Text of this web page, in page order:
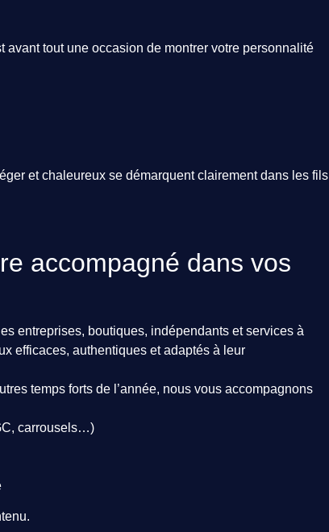
tout une occasion de montrer votre personnalité
et chaleureux se démarquent clairement dans les fils
accompagné dans vos
entreprises, boutiques, indépendants et services à
efficaces, authentiques et adaptés à leur
temps forts de l’année, nous vous accompagnons
carrousels…)